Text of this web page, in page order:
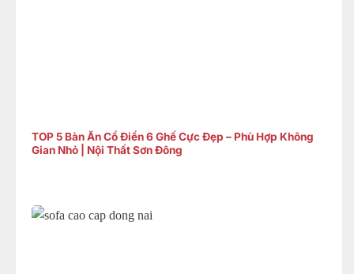
TOP 5 Bàn Ăn Cổ Điển 6 Ghế Cực Đẹp – Phù Hợp Không
Gian Nhỏ | Nội Thất Sơn Đông